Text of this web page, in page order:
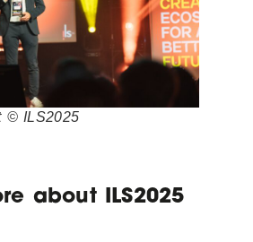
© ILS2025
about ILS2025